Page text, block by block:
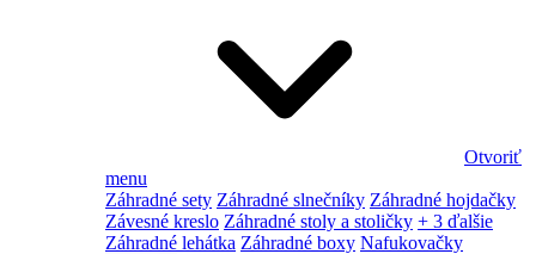
Otvoriť
menu
Záhradné sety Záhradné slnečníky Záhradné hojdačky
Závesné kreslo Záhradné stoly a stoličky + 3 ďalšie
Záhradné lehátka Záhradné boxy Nafukovačky